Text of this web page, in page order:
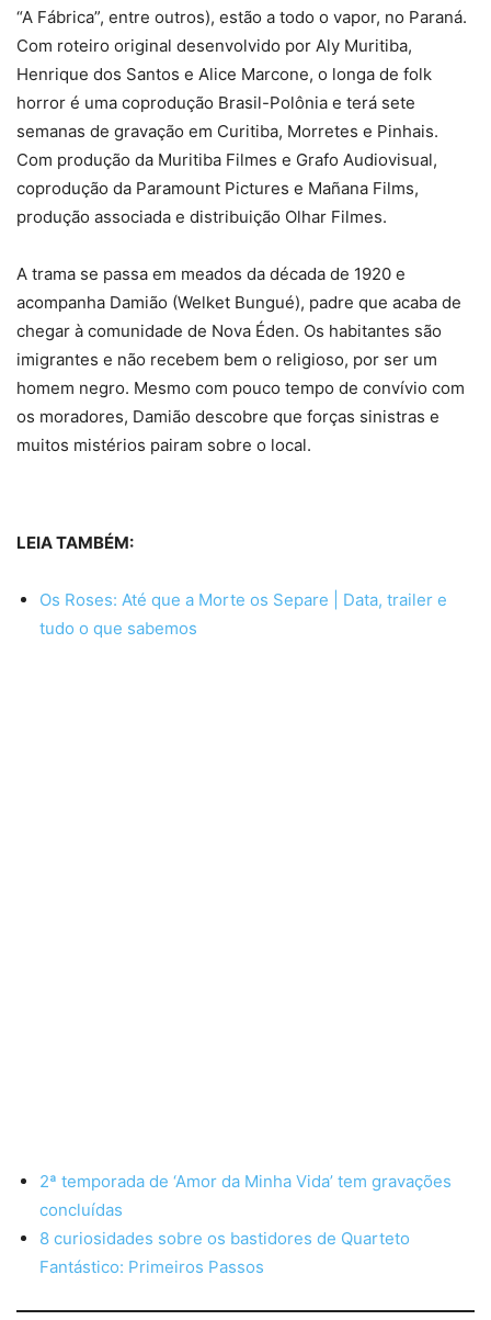
“A Fábrica”, entre outros), estão a todo o vapor, no Paraná.
Com roteiro original desenvolvido por Aly Muritiba,
Henrique dos Santos e Alice Marcone, o longa de folk
horror é uma coprodução Brasil-Polônia e terá sete
semanas de gravação em Curitiba, Morretes e Pinhais.
Com produção da Muritiba Filmes e Grafo Audiovisual,
coprodução da Paramount Pictures e Mañana Films,
produção associada e distribuição Olhar Filmes.
A trama se passa em meados da década de 1920 e
acompanha Damião (Welket Bungué), padre que acaba de
chegar à comunidade de Nova Éden. Os habitantes são
imigrantes e não recebem bem o religioso, por ser um
homem negro. Mesmo com pouco tempo de convívio com
os moradores, Damião descobre que forças sinistras e
muitos mistérios pairam sobre o local.
LEIA TAMBÉM:
Os Roses: Até que a Morte os Separe | Data, trailer e
tudo o que sabemos
2ª temporada de ‘Amor da Minha Vida’ tem gravações
concluídas
8 curiosidades sobre os bastidores de Quarteto
Fantástico: Primeiros Passos